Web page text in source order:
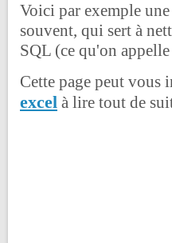
Voici par exemple
souvent, qui sert à
SQL (ce qu'on
Cette page peut vous
excel à lire tout de